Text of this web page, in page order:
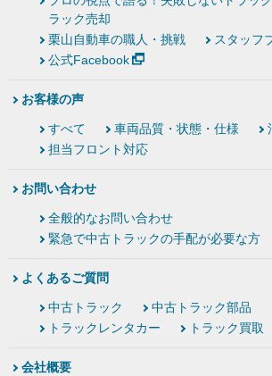
ラック売却
栗山自動車の職人・挑戦
スタッフ
公式Facebook
お客様の声
すべて 車両品質・状態・仕様
担当フロント対応
お問い合わせ
全般的なお問い合わせ
緊急で中古トラックの手配が必要な方
よくあるご質問
中古トラック
中古トラック部品
トラックレンタカー
トラック買取
会社概要